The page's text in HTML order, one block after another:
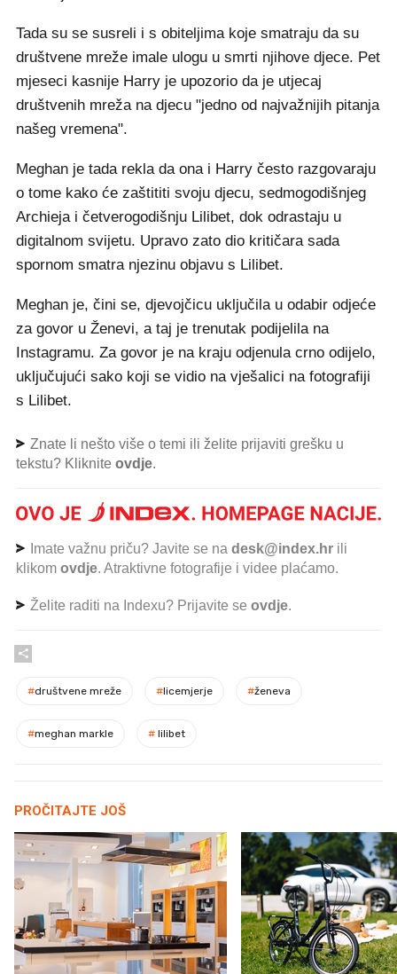
Tada su se susreli i s obiteljima koje smatraju da su
društvene mreže imale ulogu u smrti njihove djece. Pet
mjeseci kasnije Harry je upozorio da je utjecaj
društvenih mreža na djecu "jedno od najvažnijih pitanja
našeg vremena".
Meghan je tada rekla da ona i Harry često razgovaraju
o tome kako će zaštititi svoju djecu, sedmogodišnjeg
Archieja i četverogodišnju Lilibet, dok odrastaju u
digitalnom svijetu. Upravo zato dio kritičara sada
spornom smatra njezinu objavu s Lilibet.
Meghan je, čini se, djevojčicu uključila u odabir odjeće
za govor u Ženevi, a taj je trenutak podijelila na
Instagramu. Za govor je na kraju odjenula crno odijelo,
uključujući sako koji se vidio na vješalici na fotografiji
s Lilibet.
Znate li nešto više o temi ili želite prijaviti grešku u
tekstu? Kliknite ovdje.
Imate važnu priču? Javite se na desk@index.hr ili
klikom ovdje. Atraktivne fotografije i videe plaćamo.
Želite raditi na Indexu? Prijavite se ovdje.
#društvene mreže #licemjerje #ženeva
#meghan markle # lilibet
PROČITAJTE JOŠ